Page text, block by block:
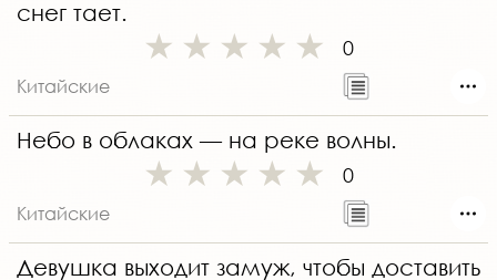
снег тает.
0
Китайские
Небо в облаках — на реке волны.
0
Китайские
Девушка выходит замуж, чтобы доставить